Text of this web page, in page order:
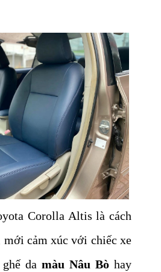
Corolla Altis là cách
mới cảm xúc với chiếc xe
da màu Nâu Bò hay